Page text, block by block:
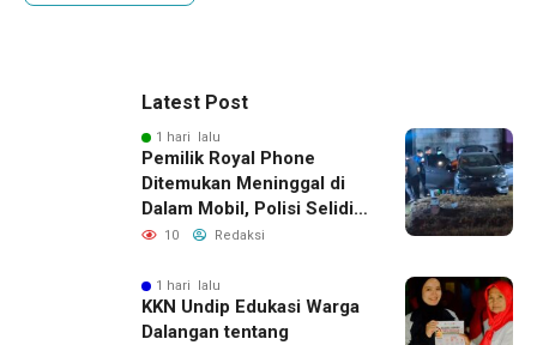
Latest Post
1 hari lalu
Pemilik Royal Phone
Ditemukan Meninggal di
Dalam Mobil, Polisi Selidiki
Dugaan Keterkaitan
10 Redaksi
1 hari lalu
KKN Undip Edukasi Warga
Dalangan tentang